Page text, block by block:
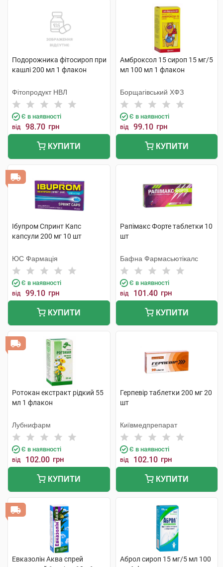
Подорожника фітосироп при
кашлі 200 мл 1 флакон
Фітопродукт НВЛ
Є в наявності
від 98.70 грн
КУПИТИ
Амброксол 15 сироп 15 мг/5
мл 100 мл 1 флакон
Борщагівський ХФЗ
Є в наявності
від 99.10 грн
КУПИТИ
Ібупром Спринт Капс
капсули 200 мг 10 шт
ЮС Фармація
Є в наявності
від 99.10 грн
КУПИТИ
Рапімакс Форте таблетки 10
шт
Бафна Фармасьютікалс
Є в наявності
від 101.40 грн
КУПИТИ
Ротокан екстракт рідкий 55
мл 1 флакон
Лубнифарм
Є в наявності
від 102.00 грн
КУПИТИ
Герпевір таблетки 200 мг 20
шт
Київмедпрепарат
Є в наявності
від 102.10 грн
КУПИТИ
Евказолін Аква спрей
Аброл сироп 15 мг/5 мл 100